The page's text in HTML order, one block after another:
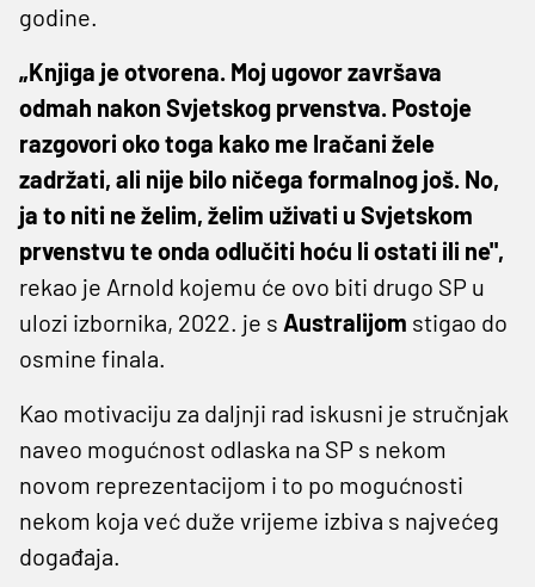
godine.
„Knjiga je otvorena. Moj ugovor završava
odmah nakon Svjetskog prvenstva. Postoje
razgovori oko toga kako me Iračani žele
zadržati, ali nije bilo ničega formalnog još. No,
ja to niti ne želim, želim uživati u Svjetskom
prvenstvu te onda odlučiti hoću li ostati ili ne",
rekao je Arnold kojemu će ovo biti drugo SP u
ulozi izbornika, 2022. je s Australijom stigao do
osmine finala.
Kao motivaciju za daljnji rad iskusni je stručnjak
naveo mogućnost odlaska na SP s nekom
novom reprezentacijom i to po mogućnosti
nekom koja već duže vrijeme izbiva s najvećeg
događaja.